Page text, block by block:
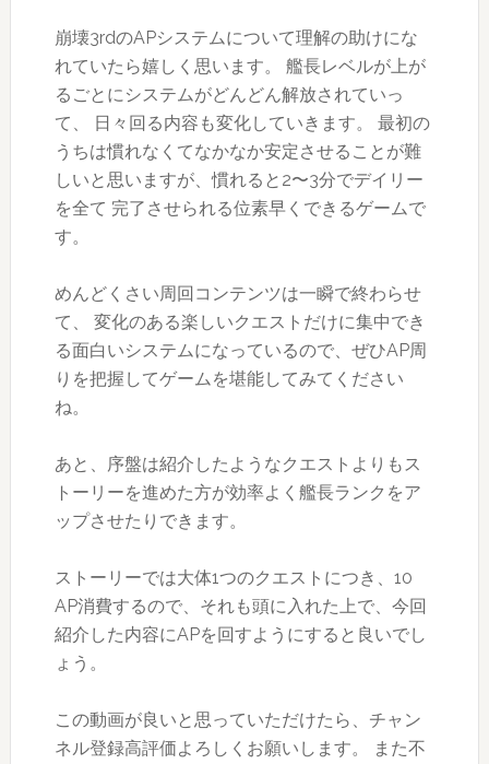
崩壊3rdのAPシステムについて理解の助けにな
れていたら嬉しく思います。 艦長レベルが上が
るごとにシステムがどんどん解放されていっ
て、 日々回る内容も変化していきます。 最初の
うちは慣れなくてなかなか安定させることが難
しいと思いますが、慣れると2〜3分でデイリー
を全て 完了させられる位素早くできるゲームで
す。
めんどくさい周回コンテンツは一瞬で終わらせ
て、 変化のある楽しいクエストだけに集中でき
る面白いシステムになっているので、ぜひAP周
りを把握してゲームを堪能してみてください
ね。
あと、序盤は紹介したようなクエストよりもス
トーリーを進めた方が効率よく艦長ランクをア
ップさせたりできます。
ストーリーでは大体1つのクエストにつき、10
AP消費するので、それも頭に入れた上で、今回
紹介した内容にAPを回すようにすると良いでし
ょう。
この動画が良いと思っていただけたら、チャン
ネル登録高評価よろしくお願いします。 また不